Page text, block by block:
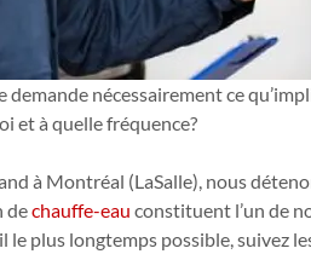
nécessairement ce
et à quelle fréquence?
à Montréal (LaSalle), nous
de chauffe-eau constituent l’un de
plus longtemps possible, suivez